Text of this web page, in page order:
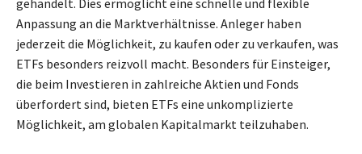
Anpassung an die Marktverhältnisse. Anleger haben
jederzeit die Möglichkeit, zu kaufen oder zu verkaufen, was
ETFs besonders reizvoll macht. Besonders für Einsteiger,
die beim Investieren in zahlreiche Aktien und Fonds
überfordert sind, bieten ETFs eine unkomplizierte
Möglichkeit, am globalen Kapitalmarkt teilzuhaben.